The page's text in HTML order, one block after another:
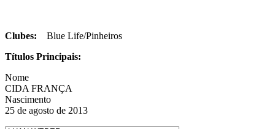
Clubes: Blue Life/Pinheiros
Títulos Principais:
Nome
CIDA FRANÇA
Nascimento
25 de agosto de 2013